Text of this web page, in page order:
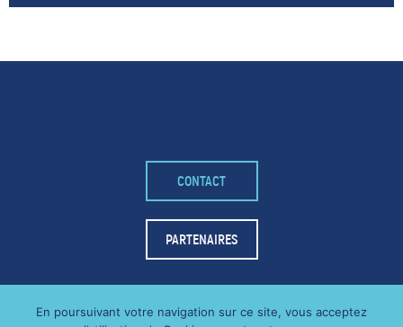
POUR LIKER
TA MER
J'AIME
CONTACT
PARTENAIRES
En poursuivant votre navigation sur ce site, vous acceptez